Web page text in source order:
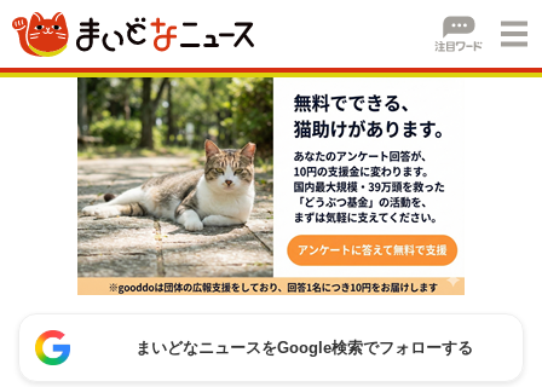
まいどなニュースをGoogle検索でフォローする